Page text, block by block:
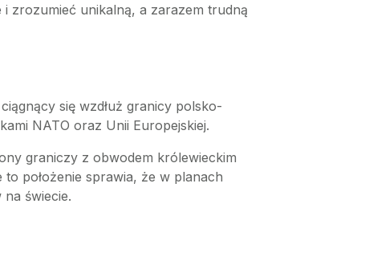
i zrozumieć unikalną, a zarazem trudną
się wzdłuż granicy polsko-
NATO oraz Unii Europejskiej.
graniczy z obwodem królewieckim
to położenie sprawia, że w planach
świecie.